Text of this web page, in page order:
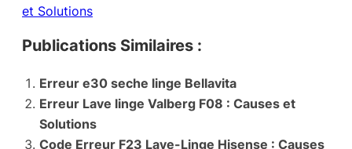
et Solutions
Publications Similaires :
Erreur e30 seche linge Bellavita
Erreur Lave linge Valberg F08 : Causes et
Solutions
Code Erreur F23 Lave-Linge Hisense : Causes